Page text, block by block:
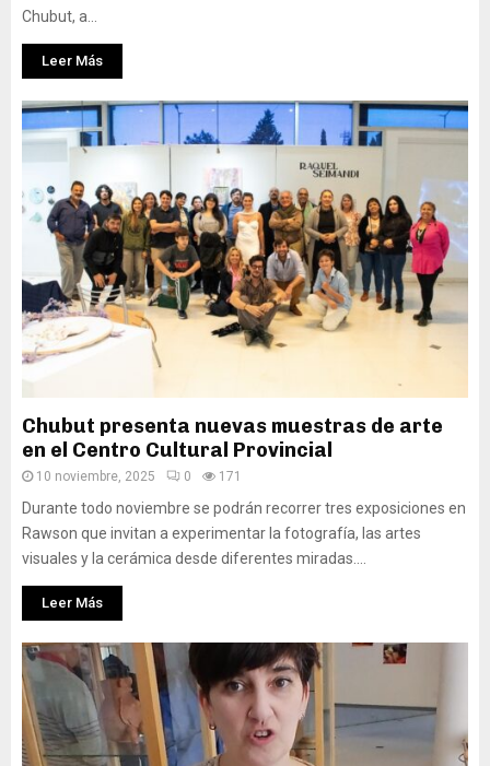
Chubut, a...
Leer Más
Chubut presenta nuevas muestras de arte
en el Centro Cultural Provincial
10 noviembre, 2025 0 171
Durante todo noviembre se podrán recorrer tres exposiciones en
Rawson que invitan a experimentar la fotografía, las artes
visuales y la cerámica desde diferentes miradas....
Leer Más